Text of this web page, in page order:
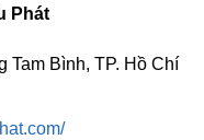
Phát
Bình, TP. Hồ Chí